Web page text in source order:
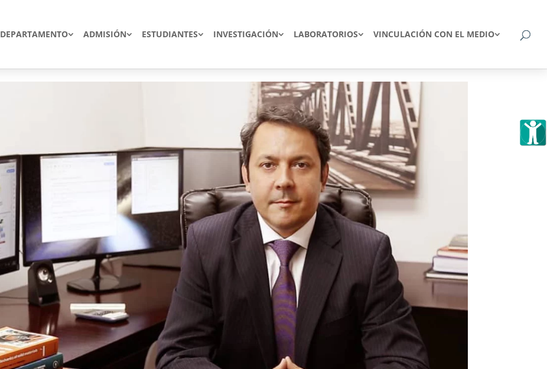
DEPARTAMENTO ADMISIÓN ESTUDIANTES INVESTIGACIÓN LABORATORIOS VINCULACIÓN CON EL MEDIO